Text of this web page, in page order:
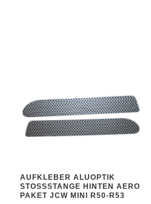
AUFKLEBER ALUOPTIK
STOSSSTANGE HINTEN AERO P
AKET JCW MINI R50-R53